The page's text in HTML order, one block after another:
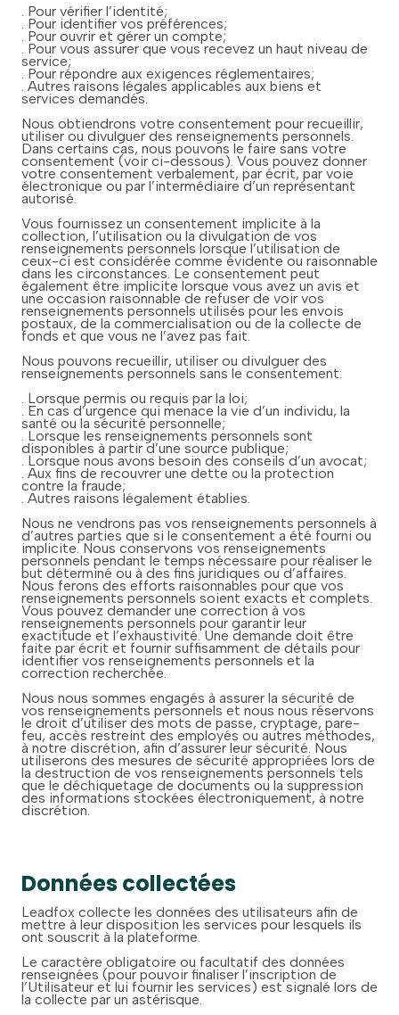
. Pour vérifier l’identité;
. Pour identifier vos préférences;
. Pour ouvrir et gérer un compte;
. Pour vous assurer que vous recevez un haut niveau de
service;
. Pour répondre aux exigences réglementaires;
. Autres raisons légales applicables aux biens et
services demandés.
Nous obtiendrons votre consentement pour recueillir,
utiliser ou divulguer des renseignements personnels.
Dans certains cas, nous pouvons le faire sans votre
consentement (voir ci-dessous). Vous pouvez donner
votre consentement verbalement, par écrit, par voie
électronique ou par l’intermédiaire d’un représentant
autorisé.
Vous fournissez un consentement implicite à la
collection, l’utilisation ou la divulgation de vos
renseignements personnels lorsque l’utilisation de
ceux-ci est considérée comme évidente ou raisonnable
dans les circonstances. Le consentement peut
également être implicite lorsque vous avez un avis et
une occasion raisonnable de refuser de voir vos
renseignements personnels utilisés pour les envois
postaux, de la commercialisation ou de la collecte de
fonds et que vous ne l’avez pas fait.
Nous pouvons recueillir, utiliser ou divulguer des
renseignements personnels sans le consentement:
. Lorsque permis ou requis par la loi;
. En cas d’urgence qui menace la vie d’un individu, la
santé ou la sécurité personnelle;
. Lorsque les renseignements personnels sont
disponibles à partir d’une source publique;
. Lorsque nous avons besoin des conseils d’un avocat;
. Aux fins de recouvrer une dette ou la protection
contre la fraude;
. Autres raisons légalement établies.
Nous ne vendrons pas vos renseignements personnels à
d’autres parties que si le consentement a été fourni ou
implicite. Nous conservons vos renseignements
personnels pendant le temps nécessaire pour réaliser le
but déterminé ou à des fins juridiques ou d’affaires.
Nous ferons des efforts raisonnables pour que vos
renseignements personnels soient exacts et complets.
Vous pouvez demander une correction à vos
renseignements personnels pour garantir leur
exactitude et l’exhaustivité. Une demande doit être
faite par écrit et fournir suffisamment de détails pour
identifier vos renseignements personnels et la
correction recherchée.
Nous nous sommes engagés à assurer la sécurité de
vos renseignements personnels et nous nous réservons
le droit d’utiliser des mots de passe, cryptage, pare-
feu, accès restreint des employés ou autres méthodes,
à notre discrétion, afin d’assurer leur sécurité. Nous
utiliserons des mesures de sécurité appropriées lors de
la destruction de vos renseignements personnels tels
que le déchiquetage de documents ou la suppression
des informations stockées électroniquement, à notre
discrétion.
Données collectées
Leadfox collecte les données des utilisateurs afin de
mettre à leur disposition les services pour lesquels ils
ont souscrit à la plateforme.
Le caractère obligatoire ou facultatif des données
renseignées (pour pouvoir finaliser l’inscription de
l’Utilisateur et lui fournir les services) est signalé lors de
la collecte par un astérisque.